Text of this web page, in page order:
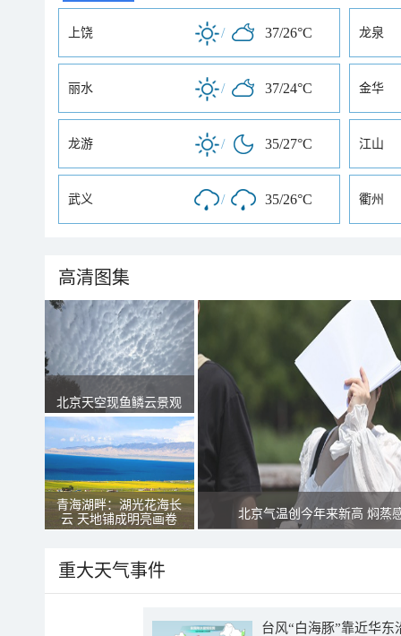
上饶 / 37/26°C 龙泉
丽水 / 37/24°C 金华
龙游 / 35/27°C 江山
武义 / 35/26°C 衢州
高清图集
北京天空现鱼鳞云景观
青海湖畔：湖光花海长
云 天地铺成明亮画卷
北京气温创今年来新高 焖蒸
重大天气事件
台风“白海豚”靠近华